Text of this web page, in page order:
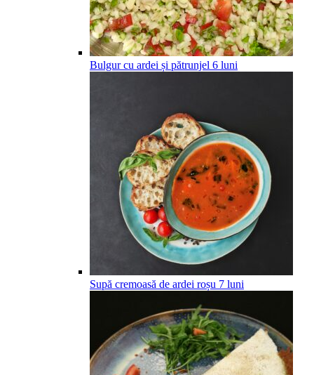
Bulgur cu ardei și pătrunjel 6 luni
Supă cremoasă de ardei roșu 7 luni